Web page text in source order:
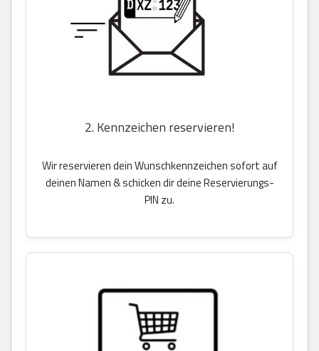
2. Kennzeichen reservieren!
Wir reservieren dein Wunschkennzeichen sofort auf
deinen Namen & schicken dir deine Reservierungs-
PIN zu.